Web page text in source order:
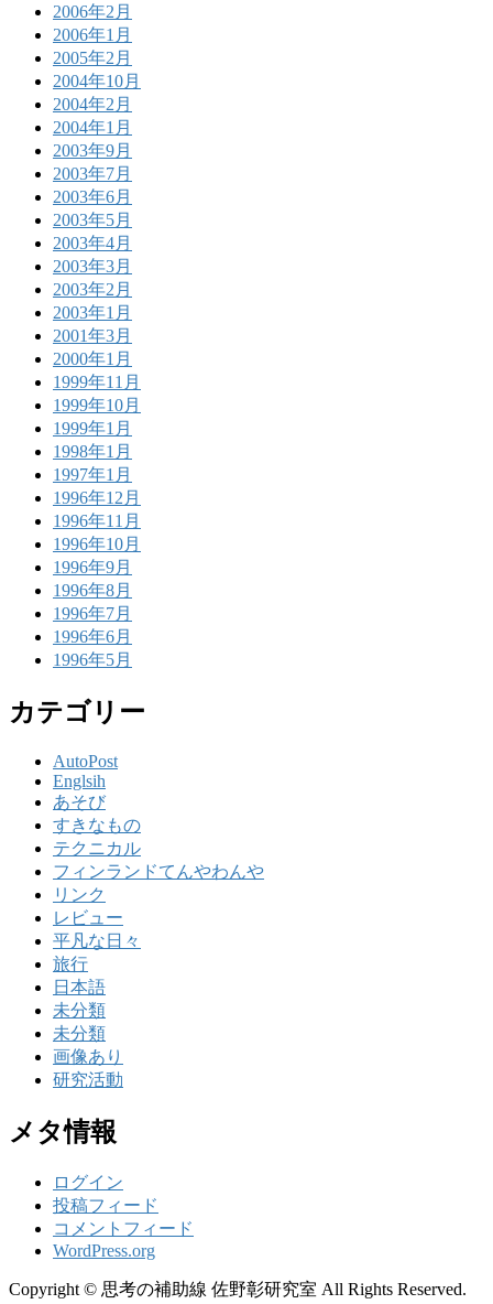
2006年2月
2006年1月
2005年2月
2004年10月
2004年2月
2004年1月
2003年9月
2003年7月
2003年6月
2003年5月
2003年4月
2003年3月
2003年2月
2003年1月
2001年3月
2000年1月
1999年11月
1999年10月
1999年1月
1998年1月
1997年1月
1996年12月
1996年11月
1996年10月
1996年9月
1996年8月
1996年7月
1996年6月
1996年5月
カテゴリー
AutoPost
Englsih
あそび
すきなもの
テクニカル
フィンランドてんやわんや
リンク
レビュー
平凡な日々
旅行
日本語
未分類
未分類
画像あり
研究活動
メタ情報
ログイン
投稿フィード
コメントフィード
WordPress.org
Copyright © 思考の補助線 佐野彰研究室 All Rights Reserved.